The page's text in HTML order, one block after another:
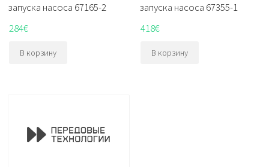
запуска насоса 67165-2
284€
В корзину
запуска насоса 67355-1
418€
В корзину